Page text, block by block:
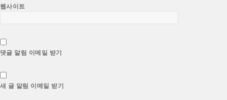
웹사이트
댓글 알림 이메일 받기
새 글 알림 이메일 받기